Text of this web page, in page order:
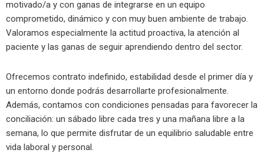
motivado/a y con ganas de integrarse en un equipo
comprometido, dinámico y con muy buen ambiente de trabajo.
Valoramos especialmente la actitud proactiva, la atención al
paciente y las ganas de seguir aprendiendo dentro del sector.
Ofrecemos contrato indefinido, estabilidad desde el primer día y
un entorno donde podrás desarrollarte profesionalmente.
Además, contamos con condiciones pensadas para favorecer la
conciliación: un sábado libre cada tres y una mañana libre a la
semana, lo que permite disfrutar de un equilibrio saludable entre
vida laboral y personal.